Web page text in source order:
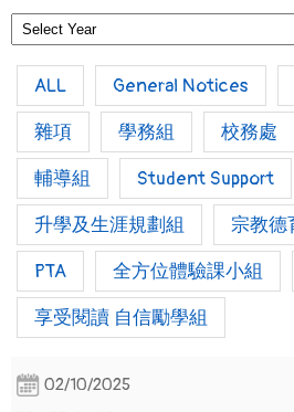
ALL General Notices
雜項
學務組 校務處
輔導組
Student Support
升學及生涯規劃組
宗教德
PTA
全方位體驗課小組
享受閱讀 自信勵學組
02/10/2025